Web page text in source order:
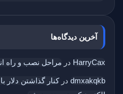
آخرین دیدگاه‌ها
HarryCax در مراحل نصب و راه
dmxakqkb درکنار گذاشتن دلار